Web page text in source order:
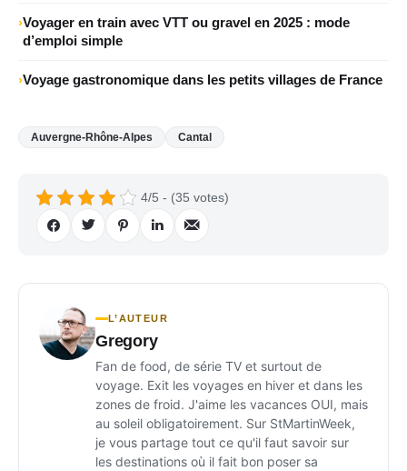
Voyager en train avec VTT ou gravel en 2025 : mode
d’emploi simple
Voyage gastronomique dans les petits villages de France
Auvergne-Rhône-Alpes Cantal
4/5 - (35 votes)
L’AUTEUR
Gregory
Fan de food, de série TV et surtout de
voyage. Exit les voyages en hiver et dans les
zones de froid. J'aime les vacances OUI, mais
au soleil obligatoirement. Sur StMartinWeek,
je vous partage tout ce qu'il faut savoir sur
les destinations où il fait bon poser sa